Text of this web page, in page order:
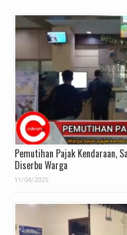
Pemutihan Pajak Kendaraan,
Diserbu Warga
11/04/2025